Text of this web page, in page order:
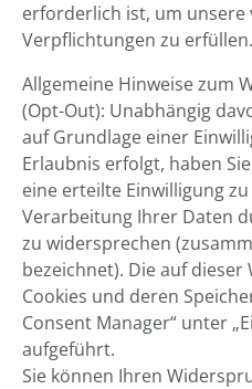
erforderlich ist, um unsere
Verpflichtungen zu erfüllen.
Allgemeine Hinweise zum
(Opt-Out): Unabhängig
auf Grundlage einer
Erlaubnis erfolgt, haben
eine erteilte Einwilligung
Verarbeitung Ihrer Daten
zu widersprechen
bezeichnet). Die auf dieser
Cookies und deren
Consent Manager“ unter
aufgeführt.
Sie können Ihren